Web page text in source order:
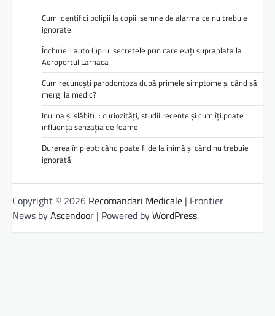
Cum identifici polipii la copii: semne de alarma ce nu trebuie
ignorate
Închirieri auto Cipru: secretele prin care eviți supraplata la
Aeroportul Larnaca
Cum recunoști parodontoza după primele simptome și când să
mergi la medic?
Inulina și slăbitul: curiozități, studii recente și cum îți poate
influența senzația de foame
Durerea în piept: când poate fi de la inimă și când nu trebuie
ignorată
Copyright © 2026 Recomandari Medicale | Frontier
News byAscendoor | Powered byWordPress.